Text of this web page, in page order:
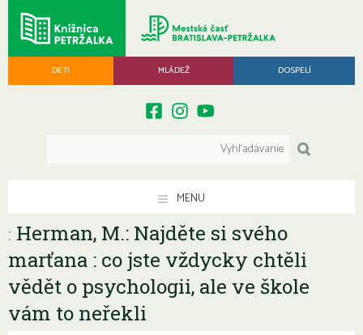
DETI MLÁDEŽ DOSPELÍ
MENU
: Herman, M.: Najděte si svého
marťana : co jste vždycky chtěli
vědět o psychologii, ale ve škole
vám to neřekli